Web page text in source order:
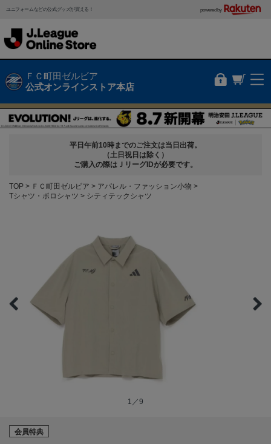
ユニフォームなどの公式グッズが買える！ powered by
ＦＣ町田ゼルビア
公式オンラインストア本店
平日午前10時までのご注文は当日出荷。
（土日祝日は除く）
ご購入の際はＪリーグIDが必要です。
TOP ＦＣ町田ゼルビア
アパレル・ファッション小物
Tシャツ・ポロシャツ
シティテックシャツ
1／9
会員特典